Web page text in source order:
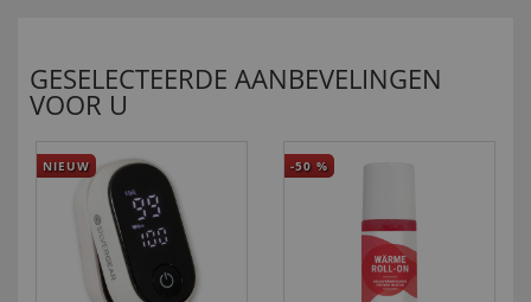
GESELECTEERDE AANBEVELINGEN
VOOR U
NIEUW -50 %